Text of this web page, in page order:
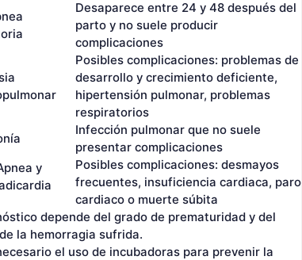
Desaparece entre 24 y 48 después del
parto y no suele producir
complicaciones
Posibles complicaciones: problemas de
desarrollo y crecimiento deficiente,
hipertensión pulmonar, problemas
respiratorios
Infección pulmonar que no suele
presentar complicaciones
y
Posibles complicaciones: desmayos
frecuentes, insuficiencia cardiaca, paro
cardiaco o muerte súbita
depende del grado de prematuridad y del
la hemorragia sufrida.
el uso de incubadoras para prevenir la